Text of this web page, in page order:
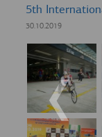
5th
30.10.2019